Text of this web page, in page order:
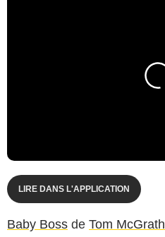
LIRE DANS L'APPLICATION
Baby Boss de Tom McGrath